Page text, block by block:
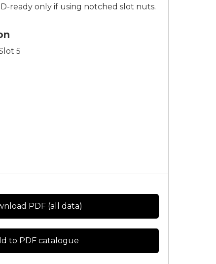
ready only if using notched slot nuts.
5
PDF (all data)
to PDF catalogue